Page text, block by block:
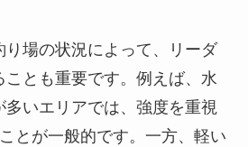
場の状況によって、リーダ
ことも重要です。例えば、水
いエリアでは、強度を重視
とが一般的です。一方、軽い